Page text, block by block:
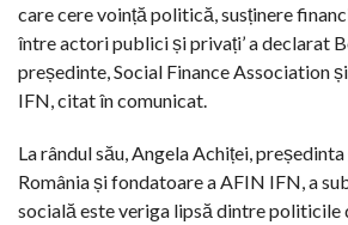
care cere voință politică, susținere
între actori publici și privați’ a declarat
președinte, Social Finance Association
IFN, citat în comunicat.
La rândul său, Angela Achiței,
România și fondatoare a AFIN IFN, a
socială este veriga lipsă dintre politicile